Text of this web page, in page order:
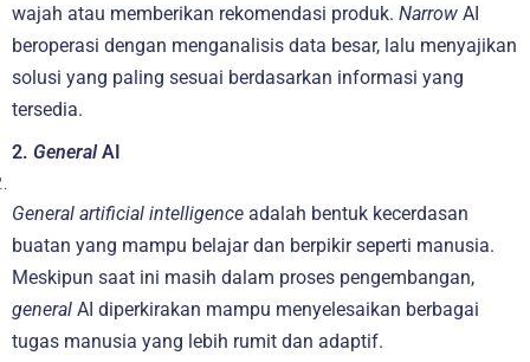
wajah atau memberikan rekomendasi produk. Narrow AI
beroperasi dengan menganalisis data besar, lalu menyajikan
solusi yang paling sesuai berdasarkan informasi yang
tersedia.
2. GeneralAI
General artificial intelligence adalah bentuk kecerdasan
buatan yang mampu belajar dan berpikir seperti manusia.
Meskipun saat ini masih dalam proses pengembangan,
general AI diperkirakan mampu menyelesaikan berbagai
tugas manusia yang lebih rumit dan adaptif.